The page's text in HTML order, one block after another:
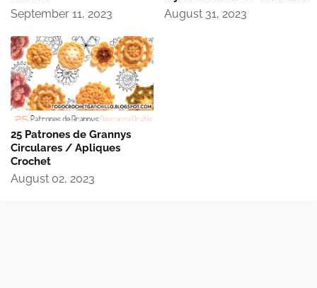
September 11, 2023 August 31, 2023
25 Patrones de Grannys
Circulares / Apliques
Crochet
August 02, 2023